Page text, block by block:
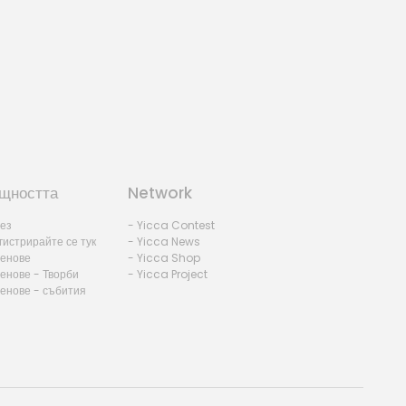
се тук
- Творби
- събития
Network
- Yicca Contest
- Yicca News
- Yicca Shop
- Yicca Project